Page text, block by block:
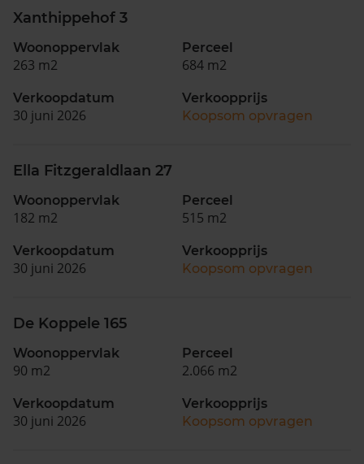
Xanthippehof 3
Woonoppervlak
263 m2
Perceel
684 m2
Verkoopdatum
30 juni 2026
Verkoopprijs
Koopsom opvragen
Ella Fitzgeraldlaan 27
Woonoppervlak
182 m2
Perceel
515 m2
Verkoopdatum
30 juni 2026
Verkoopprijs
Koopsom opvragen
De Koppele 165
Woonoppervlak
90 m2
Perceel
2.066 m2
Verkoopdatum
30 juni 2026
Verkoopprijs
Koopsom opvragen